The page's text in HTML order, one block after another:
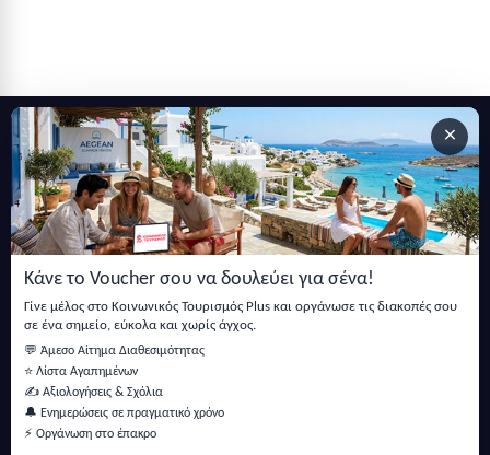
×
Κάνε το Voucher σου να δουλεύει για σένα!
Γίνε μέλος στο Κοινωνικός Τουρισμός Plus και οργάνωσε τις διακοπές σου
σε ένα σημείο, εύκολα και χωρίς άγχος.
💬 Άμεσο Αίτημα Διαθεσιμότητας
⭐ Λίστα Αγαπημένων
✍️ Αξιολογήσεις & Σχόλια
🔔 Ενημερώσεις σε πραγματικό χρόνο
⚡ Οργάνωση στο έπακρο
Εγγραφείτε στο newsletter μας
Μείνετε ενημερωμένοι με τις τελευταίες ειδήσεις, ανακοινώσεις
και άρθρα.